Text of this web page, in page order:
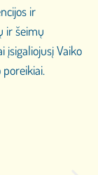
ir
ir šeimų
įsigaliojusį Vaiko